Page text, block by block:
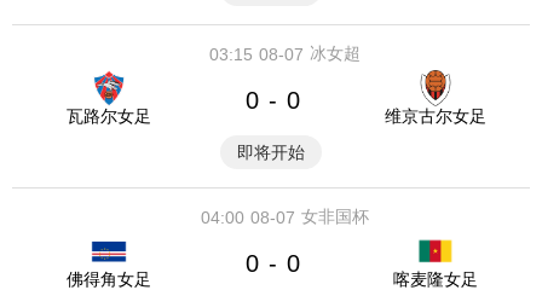
08-07
03:15 冰女超
瓦路尔女足
0 - 0
维京古尔女足
即将开始
08-07
04:00 女非国杯
佛得角女足
0 - 0
喀麦隆女足